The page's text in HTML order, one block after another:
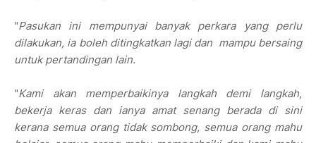
"Pasukan ini mempunyai banyak perkara yang perlu
dilakukan, ia boleh ditingkatkan lagi dan mampu bersaing
untuk pertandingan lain.
"Kami akan memperbaikinya langkah demi langkah,
bekerja keras dan ianya amat senang berada di sini
kerana semua orang tidak sombong, semua orang mahu